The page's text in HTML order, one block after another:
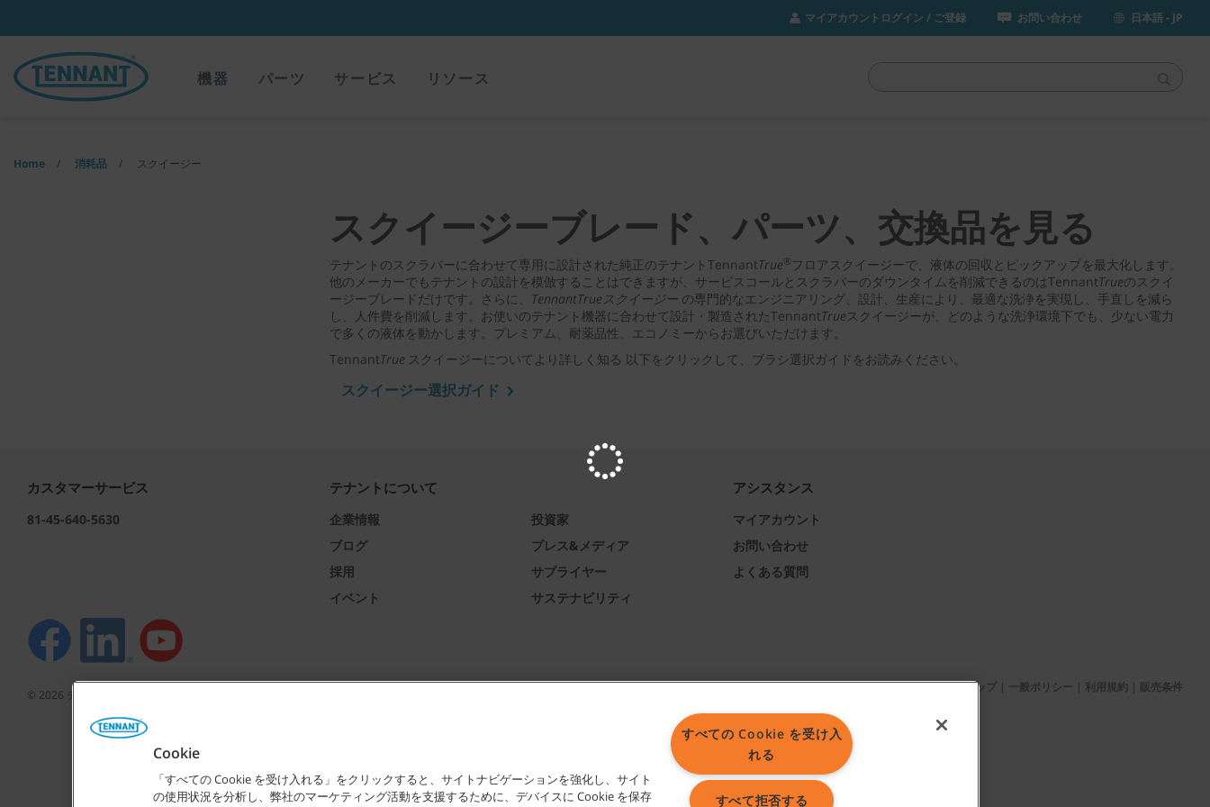
content
navigation
menu
マイアカウントログイン / ご登録 お問い合わせ 日本語 - JP
機器 パーツ サービス リソース
Home 消耗品 スクイージー
スクイージーブレード、パーツ、交換品を見る
テナントのスクラバーに合わせて専用に設計された純正のテナントTennantTrue® フロアスクイージーで、液体の回収とピックアップを最大化します。
他のメーカーでもテナントの設計を模倣することはできますが、サービスコールとスクラバーのダウンタイムを削減できるのはTennantTrueのスクイ
ージーブレードだけです。さらに、 TennantTrueスクイージー の専門的なエンジニアリング、設計、生産により、最適な洗浄を実現し、手直しを減ら
し、人件費を削減します。お使いのテナント機器に合わせて設計・製造されたTennantTrueスクイージーが、どのような洗浄環境下でも、少ない電力
で多くの液体を動かします。プレミアム、耐薬品性、エコノミーからお選びいただけます。
TennantTrue スクイージーについてより詳しく知る 以下をクリックして、ブラシ選択ガイドをお読みください。
スクイージー選択ガイド
カスタマーサービス
81-45-640-5630
テナントについて
企業情報
ブログ
採用
イベント
投資家
プレス&メディア
サプライヤー
サステナビリティ
アシスタンス
マイアカウント
お問い合わせ
よくある質問
© 2026 テナントカンパニー 無断複写･転載を禁じます。
サイトマップ | 一般ポリシー | 利用規約 | 販売条件
表示されている弊社商標およびロゴに関するすべての権利はテナントカンパニーあるいはその関連会社、子会社に帰属します。
Cookie
「すべての Cookie を受け入れる」をクリックすると、サイトナビゲーションを強化し、サイト
の使用状況を分析し、弊社のマーケティング活動を支援するために、デバイスに Cookie を保存
すべての Cookie を受け入
れる
すべて拒否する